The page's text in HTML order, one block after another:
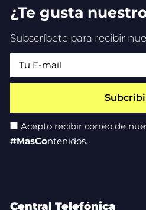
¿Te gusta
Subscríbete para recibir
Acepto recibir correo de
#MasContenidos.
Central Telefónica